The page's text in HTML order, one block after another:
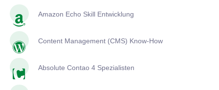
Amazon Echo Skill Entwicklung
Content Management (CMS) Know-How
Absolute Contao 4 Spezialisten